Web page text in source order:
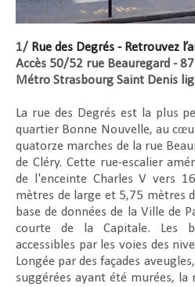
1/ Rue des Degrés - Retrouvez
Accès 50/52 rue Beauregard -
Métro Strasbourg Saint Denis
La rue des Degrés est la plus
quartier Bonne Nouvelle, au
quatorze marches de la rue
de Cléry. Cette rue-escalier
de l'enceinte Charles V vers
mètres de large et 5,75 mètres
base de données de la Ville de
courte de la Capitale. Les
accessibles par les voies des
Longée par des façades
suggérées ayant été murées, la